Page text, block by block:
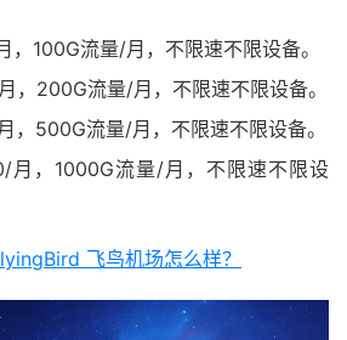
，100G流量/月，不限速不限设备。
，200G流量/月，不限速不限设备。
，500G流量/月，不限速不限设备。
月，1000G流量/月，不限速不限设
飞鸟机场怎么样？